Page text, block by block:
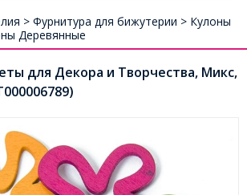
> Фурнитура для бижутерии > Кулоны
Деревянные
для Декора и Творчества, Микс,